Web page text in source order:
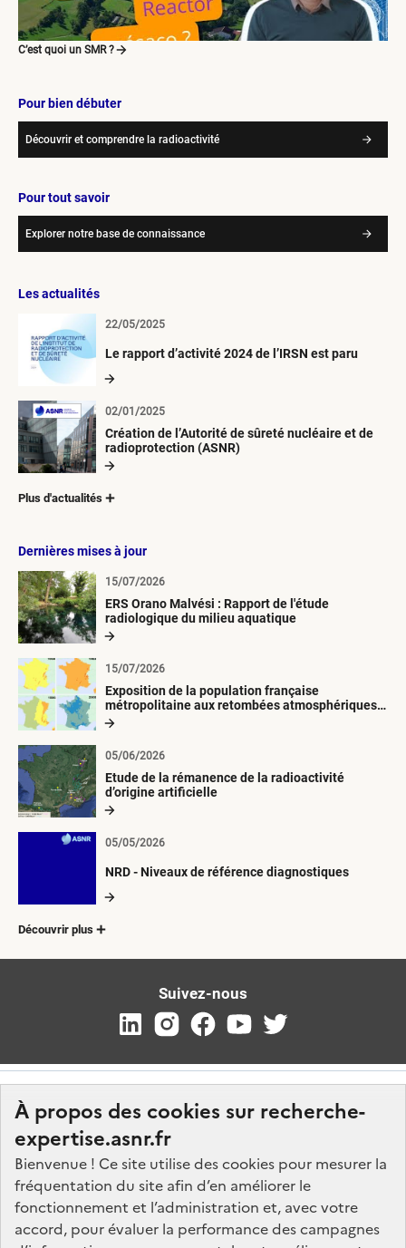
À propos des cookies sur recherche-
expertise.asnr.fr
Bienvenue ! Ce site utilise des cookies pour mesurer la
fréquentation du site afin d’en améliorer le
fonctionnement et l’administration et, avec votre
accord, pour évaluer la performance des campagnes
C’est quoi un SMR ?
Pour bien débuter
Découvrir et comprendre la radioactivité
Pour tout savoir
Explorer notre base de connaissance
Les actualités
Le rapport d’activité 2024 de l’IRSN est paru
22/05/2025
Création de l’Autorité de sûreté nucléaire et de
radioprotection (ASNR)
02/01/2025
Plus d'actualités
Dernières mises à jour
ERS Orano Malvési : Rapport de l'étude
radiologique du milieu aquatique
15/07/2026
Exposition de la population française
métropolitaine aux retombées atmosphériques
radioactives depuis 1945
15/07/2026
Etude de la rémanence de la radioactivité
d’origine artificielle
05/06/2026
NRD - Niveaux de référence diagnostiques
05/05/2026
Découvrir plus
Suivez-nous
Nos marchés
Nos offres d'emploi